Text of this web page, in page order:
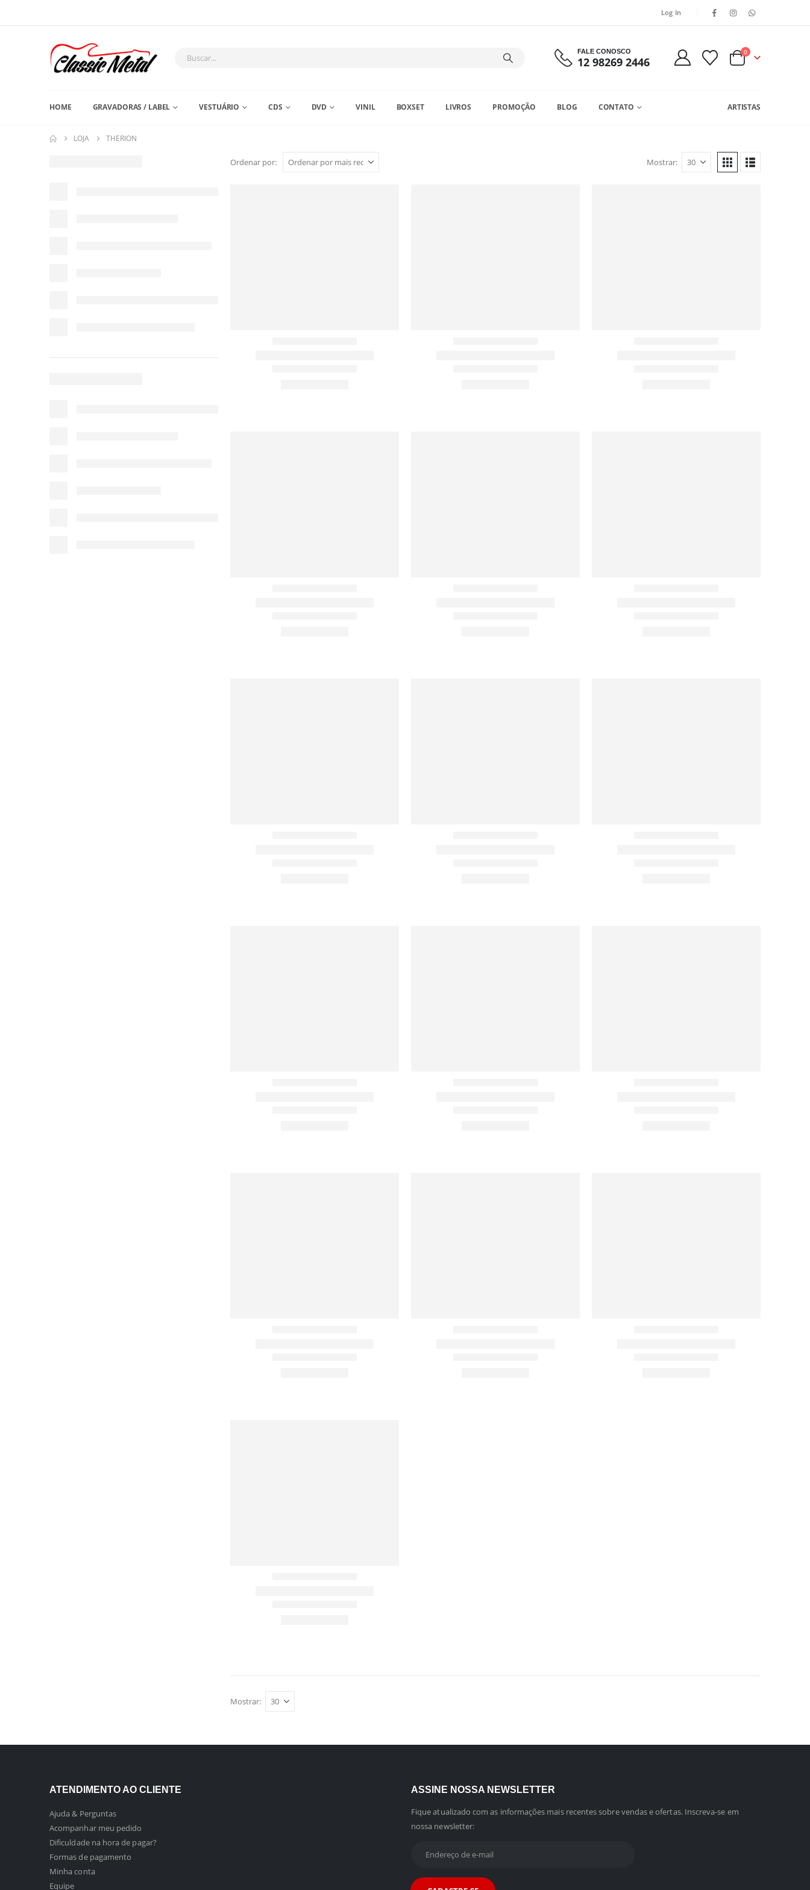
Log In
FALE CONOSCO
12 98269 2446
0
HOME GRAVADORAS / LABEL VESTUÁRIO CDS DVD VINIL BOXSET LIVROS PROMOÇÃO BLOG CONTATO ARTISTAS
LOJA THERION
Ordenar por: Mostrar:
Mostrar:
ATENDIMENTO AO CLIENTE
Ajuda & Perguntas
Acompanhar meu pedido
Dificuldade na hora de pagar?
Formas de pagamento
Minha conta
Equipe
ASSINE NOSSA NEWSLETTER
Fique atualizado com as informações mais recentes sobre vendas e ofertas. Inscreva-se em
nossa newsletter: